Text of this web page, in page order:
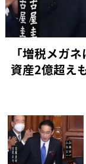
「増税メガ
資産2億超え